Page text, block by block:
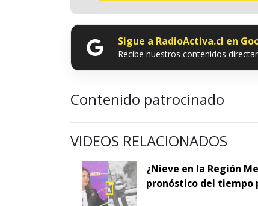
Sigue a RadioActiva.cl en
Recibe nuestros contenidos
Contenido patrocinado
VIDEOS RELACIONADOS
¿Nieve en la Región
pronóstico del tiempo